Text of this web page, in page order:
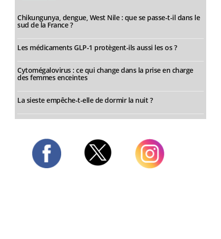
Chikungunya, dengue, West Nile : que se passe-t-il dans le
sud de la France ?
Les médicaments GLP-1 protègent-ils aussi les os ?
Cytomégalovirus : ce qui change dans la prise en charge
des femmes enceintes
La sieste empêche-t-elle de dormir la nuit ?